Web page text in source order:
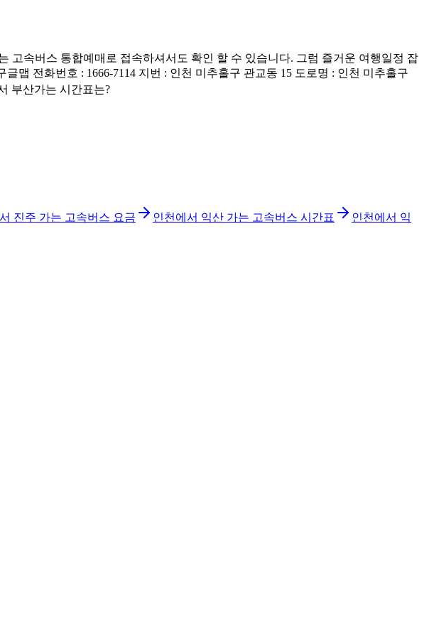
고속버스 통합예매로 접속하셔서도 확인 할 수 있습니다. 그럼 즐거운 여행일정 잡
맵 전화번호 : 1666-7114 지번 : 인천 미추홀구 관교동 15 도로명 : 인천 미추홀구
부산가는 시간표는?
진주 가는 고속버스 요금 인천에서 익산 가는 고속버스 시간표
인천에서 익